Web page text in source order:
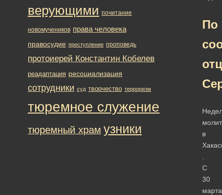
По
в
С
30
марта
верующими почитание
новомучеников права человека
правосудие преступление проповедь
протоиерей Константин Кобелев
реадаптация ресоциализация
сотрудники суд творчество терроризм
тюремное служение
тюремный храм узники